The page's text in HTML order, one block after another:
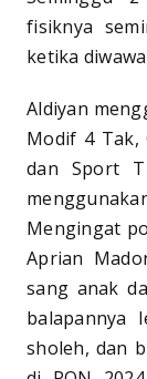
fisiknya
ketika
Aldiyan
Modif 4 Tak,
dan Sport
Mengingat
Aprian
sang anak
balapannya
sholeh, dan